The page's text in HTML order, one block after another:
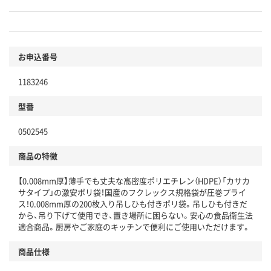
お申込番号
1183246
型番
0502545
商品の特徴
【0.008mm厚】薄手でも丈夫な高密度ポリエチレン（HDPE）「カサカ
サタイプ」の激安ポリ袋！国産のフクレックス規格袋が圧巻プライ
ス！0.008mm厚の200枚入り吊しひも付きポリ袋。吊しひも付きだ
から、吊り下げて使用でき、置き場所に困らない。安心の食品衛生法
適合商品。厨房やご家庭のキッチンで便利にご使用いただけます。
商品仕様